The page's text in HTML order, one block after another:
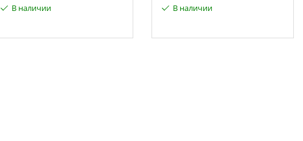
В наличии
В наличии